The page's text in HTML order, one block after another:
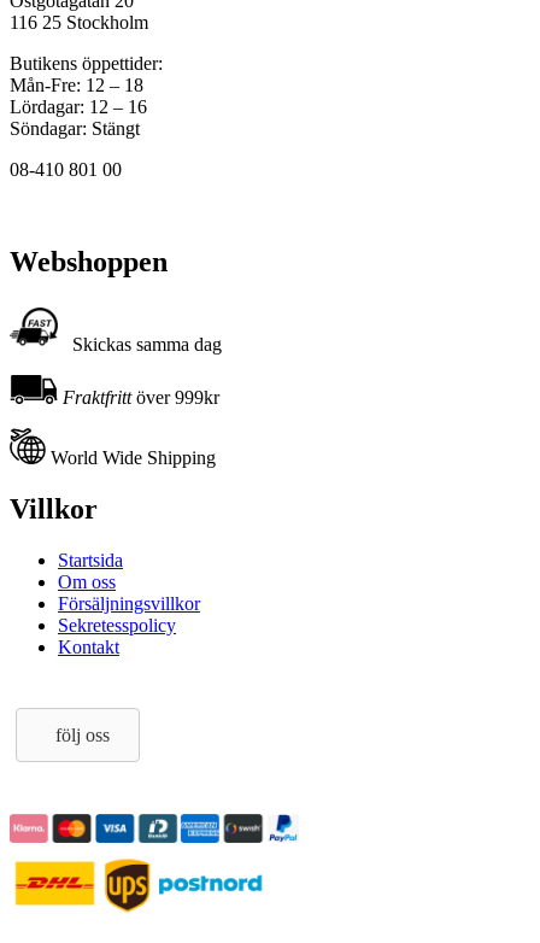
116 25 Stockholm
Butikens öppettider:
Mån-Fre: 12 – 18
Lördagar: 12 – 16
Söndagar: Stängt
08-410 801 00
Webshoppen
Skickas samma dag
Fraktfrittöver 999kr
World Wide Shipping
Villkor
Startsida
Om oss
Försäljningsvillkor
Sekretesspolicy
Kontakt
följ oss